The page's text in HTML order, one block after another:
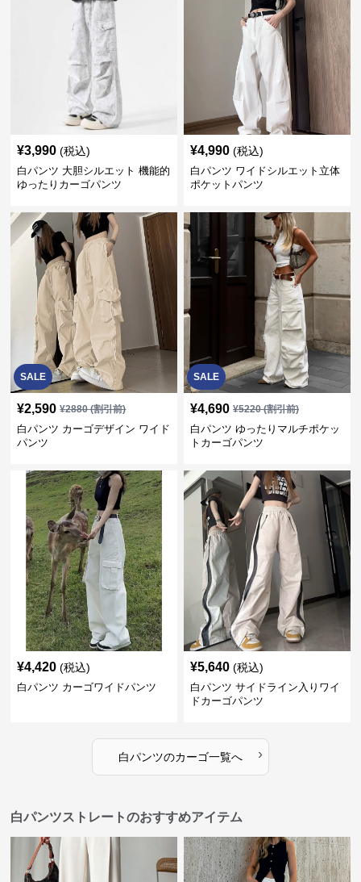
¥3,990 (税込)
白パンツ 大胆シルエット 機能的
ゆったりカーゴパンツ
¥4,990 (税込)
白パンツ ワイドシルエット立体
ポケットパンツ
SALE
¥2,590 ¥2880(割引前)
白パンツ カーゴデザイン ワイド
パンツ
SALE
¥4,690 ¥5220(割引前)
白パンツ ゆったりマルチポケッ
トカーゴパンツ
¥4,420 (税込)
白パンツ カーゴワイドパンツ
¥5,640 (税込)
白パンツ サイドライン入りワイ
ドカーゴパンツ
白パンツのカーゴ一覧へ ›
白パンツストレートのおすすめアイテム